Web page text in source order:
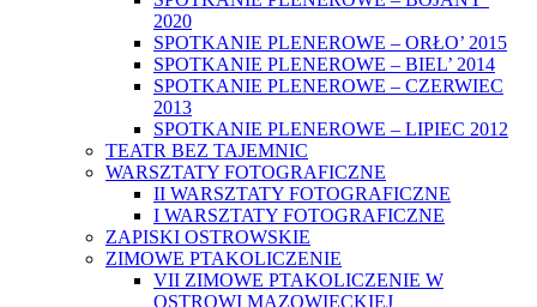
2020
SPOTKANIE PLENEROWE – ORŁO’ 2015
SPOTKANIE PLENEROWE – BIEL’ 2014
SPOTKANIE PLENEROWE – CZERWIEC
2013
SPOTKANIE PLENEROWE – LIPIEC 2012
TEATR BEZ TAJEMNIC
WARSZTATY FOTOGRAFICZNE
II WARSZTATY FOTOGRAFICZNE
I WARSZTATY FOTOGRAFICZNE
ZAPISKI OSTROWSKIE
ZIMOWE PTAKOLICZENIE
VII ZIMOWE PTAKOLICZENIE W
OSTROWI MAZOWIECKIEJ